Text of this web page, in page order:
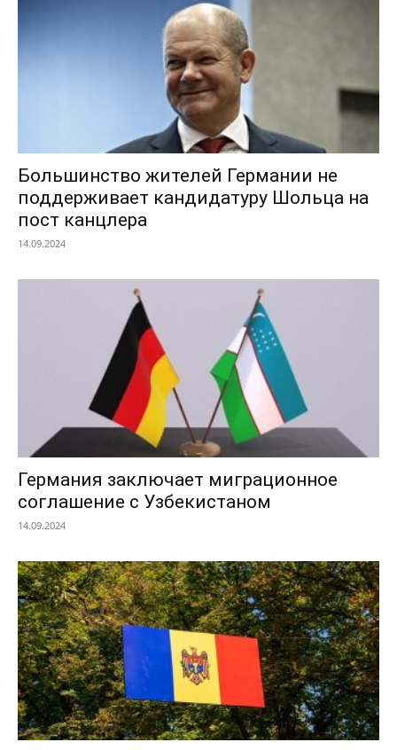
Большинство жителей Германии не
поддерживает кандидатуру Шольца на
пост канцлера
14.09.2024
Германия заключает миграционное
соглашение с Узбекистаном
14.09.2024